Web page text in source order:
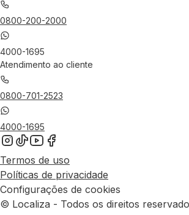
0800-200-2000
4000-1695
Atendimento ao cliente
0800-701-2523
4000-1695
Termos de uso
Políticas de privacidade
Configurações de cookies
© Localiza - Todos os direitos